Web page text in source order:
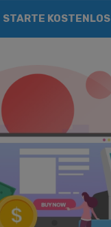
STARTE KOSTENLOS